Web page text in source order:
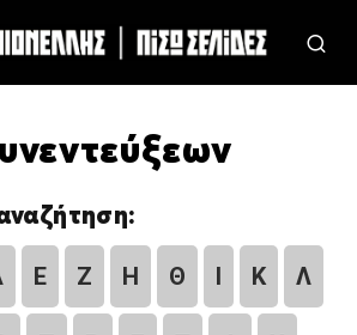
Ε Ζ Η Θ Ι Κ Λ